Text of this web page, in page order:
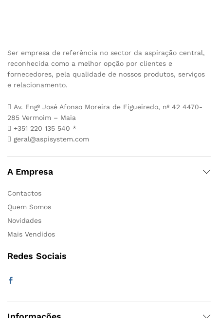
Ser empresa de referência no sector da aspiração central,
reconhecida como a melhor opção por clientes e
fornecedores, pela qualidade de nossos produtos, serviços
e relacionamento.
Av. Engº José Afonso Moreira de Figueiredo, nº 42 4470-
285 Vermoim – Maia
+351 220 135 540 *
geral@aspisystem.com
A Empresa
Contactos
Quem Somos
Novidades
Mais Vendidos
Redes Sociais